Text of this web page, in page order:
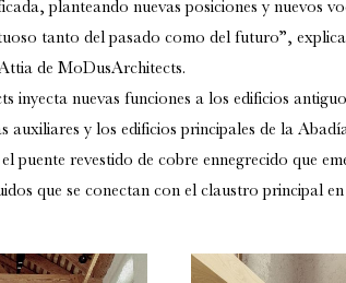
, planteando nuevas posiciones y nuevos
tanto del pasado como del futuro”, explica
de MoDusArchitects.
inyecta nuevas funciones a los edificios
auxiliares y los edificios principales de la
puente revestido de cobre ennegrecido que
que se conectan con el claustro principal